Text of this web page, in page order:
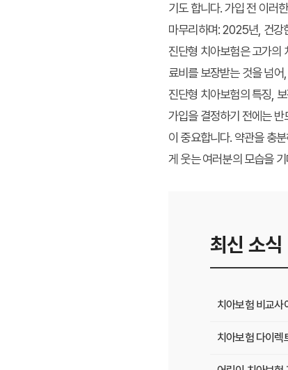
기도 합니다. 가입 전 이러
마무리하며: 2025년, 건강
진단형 치아보험은 고가의
료비를 보장받는 것을 넘
진단형 치아보험의 특징,
가입을 결정하기 전에는
이 중요합니다. 약관을 충
게 웃는 여러분의 모습을
최신 소식
치아보험 비교사
치아보험 다이